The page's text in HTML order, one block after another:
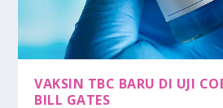
VAKSIN TBC BARU DI UJI
BILL GATES